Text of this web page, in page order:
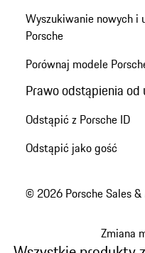
Wyszukiwanie nowych i
Porsche
Porównaj modele
Prawo odstąpienia od
Odstąpić z Porsche ID
Odstąpić jako gość
© 2026 Porsche Sales
Zmiana